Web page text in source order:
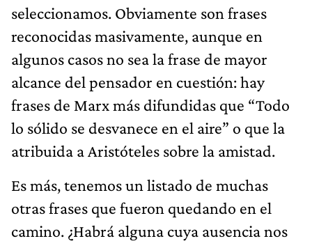
seleccionamos. Obviamente son frases
reconocidas masivamente, aunque en
algunos casos no sea la frase de mayor
alcance del pensador en cuestión: hay
frases de Marx más difundidas que “Todo
lo sólido se desvanece en el aire” o que la
atribuida a Aristóteles sobre la amistad.
Es más, tenemos un listado de muchas
otras frases que fueron quedando en el
camino. ¿Habrá alguna cuya ausencia nos